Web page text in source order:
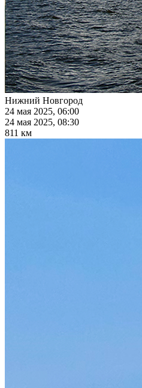
Нижний Новгород
24 мая 2025, 06:00
24 мая 2025, 08:30
811 км